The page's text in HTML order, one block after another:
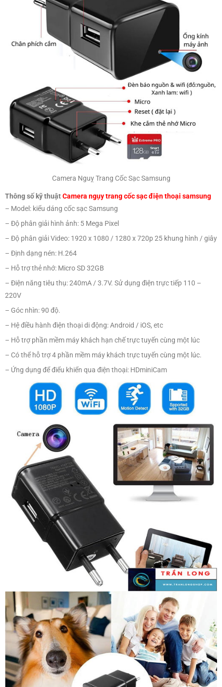
Camera Nguỵ Trang Cốc Sạc Samsung
Thông số kỹ thuậtCamera ngụy trang cốc sạc điện thoại samsung
– Model: kiểu dáng cốc sạc Samsung
– Độ phân giải hình ảnh: 5 Mega Pixel
– Độ phân giải Video: 1920 x 1080 / 1280 x 720p 25 khung hình / giây
– Định dạng nén: H.264
– Hỗ trợ thẻ nhớ: Micro SD 32GB
– Điện năng tiêu thụ: 240mA / 3.7V. Sử dụng điện trực tiếp 110 –
– Hệ điều hành điện thoại di động: Android / iOS, etc
– Hỗ trợ phần mềm máy khách hạn chế trực tuyến cùng một lúc
– Có thể hỗ trợ 4 phần mềm máy khách trực tuyến cùng một lúc.
– Ứng dụng để điểu khiển qua điện thoại: HDminiCam